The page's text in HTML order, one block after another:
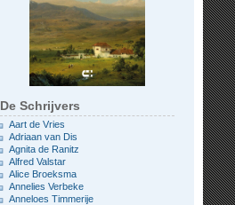
De Schrijvers
Aart de Vries
Adriaan van Dis
Agnita de Ranitz
Alfred Valstar
Alice Broeksma
Annelies Verbeke
Anneloes Timmerije